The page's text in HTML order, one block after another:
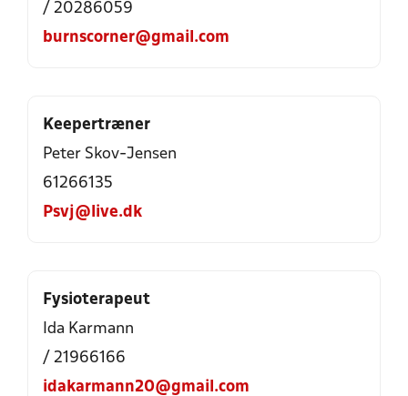
/ 20286059
burnscorner@gmail.com
Keepertræner
Peter Skov-Jensen
61266135
Psvj@live.dk
Fysioterapeut
Ida Karmann
/ 21966166
idakarmann20@gmail.com